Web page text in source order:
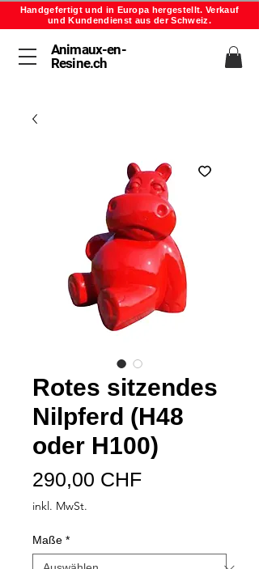
Animaux-en-
Resine.ch
Handgefertigt und in Europa hergestellt. Verkauf
und Kundendienst aus der Schweiz.
Rotes sitzendes
Nilpferd (H48
oder H100)
290,00 CHFPreis
inkl. MwSt.
Maße *